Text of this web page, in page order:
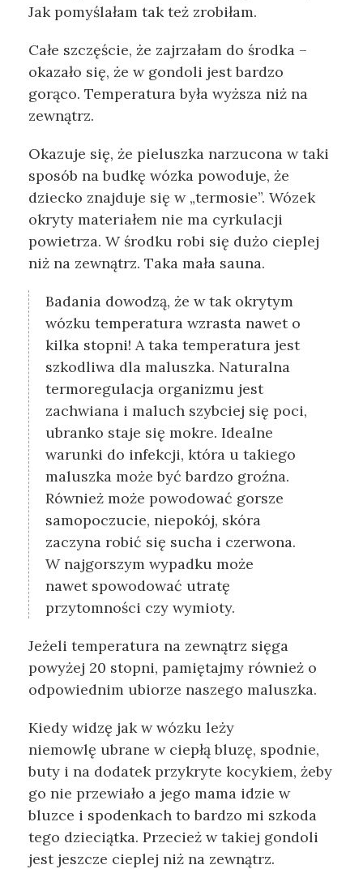
Jak pomyślałam tak też zrobiłam.
Całe szczęście, że zajrzałam do środka –
okazało się, że w gondoli jest bardzo
gorąco. Temperatura była wyższa niż na
zewnątrz.
Okazuje się, że pieluszka narzucona w taki
sposób na budkę wózka powoduje, że
dziecko znajduje się w „termosie”. Wózek
okryty materiałem nie ma cyrkulacji
powietrza. W środku robi się dużo cieplej
niż na zewnątrz. Taka mała sauna.
Badania dowodzą, że w tak okrytym
wózku temperatura wzrasta nawet o
kilka stopni! A taka temperatura jest
szkodliwa dla maluszka. Naturalna
termoregulacja organizmu jest
zachwiana i maluch szybciej się poci,
ubranko staje się mokre. Idealne
warunki do infekcji, która u takiego
maluszka może być bardzo groźna.
Również może powodować gorsze
samopoczucie, niepokój, skóra
zaczyna robić się sucha i czerwona.
W najgorszym wypadku może
nawet spowodować utratę
przytomności czy wymioty.
Jeżeli temperatura na zewnątrz sięga
powyżej 20 stopni, pamiętajmy również o
odpowiednim ubiorze naszego maluszka.
Kiedy widzę jak w wózku leży
niemowlę ubrane w ciepłą bluzę, spodnie,
buty i na dodatek przykryte kocykiem, żeby
go nie przewiało a jego mama idzie w
bluzce i spodenkach to bardzo mi szkoda
tego dzieciątka. Przecież w takiej gondoli
jest jeszcze cieplej niż na zewnątrz.